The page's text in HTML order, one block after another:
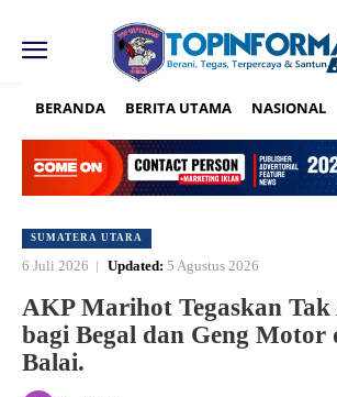
BERANDA BERITA UTAMA NASIONAL
SUMATERA UTARA
6 Juli 2026 Updated: 5 Agustus 2026
AKP Marihot Tegaskan Tak
bagi Begal dan Geng Motor
Balai.